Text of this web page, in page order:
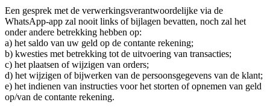
Een gesprek met de verwerkingsverantwoordelijke via de
WhatsApp-app zal nooit links of bijlagen bevatten, noch zal het
onder andere betrekking hebben op:
a) het saldo van uw geld op de contante rekening;
b) kwesties met betrekking tot de uitvoering van transacties;
c) het plaatsen of wijzigen van orders;
d) het wijzigen of bijwerken van de persoonsgegevens van de klant;
e) het indienen van instructies voor het storten of opnemen van geld
op/van de contante rekening.